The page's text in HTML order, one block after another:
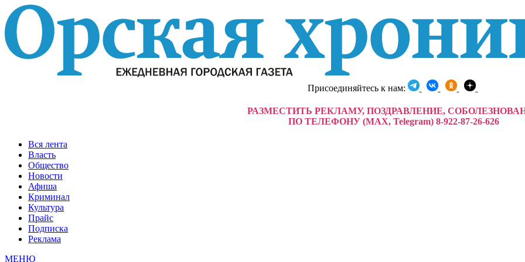
Присоединяйтесь к нам:
РАЗМЕСТИТЬ РЕКЛАМУ, ПОЗДРАВЛЕНИЕ,
ПО ТЕЛЕФОНУ (MAX, Telegram) 8-922-87-26-626
Вся лента
Власть
Общество
Новости
Афиша
Криминал
Культура
Прайс
Подписка
Реклама
МЕНЮ